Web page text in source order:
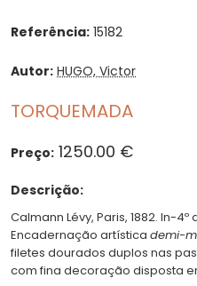
Referência: 15182
Autor: HUGO, Victor
TORQUEMADA
Preço: 1250.00 €
Descrição:
Calmann Lévy, Paris, 1882. In-
Encadernação artística demi-
filetes dourados duplos nas
com fina decoração disposta